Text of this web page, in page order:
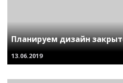
Планируем дизайн
13.06.2019